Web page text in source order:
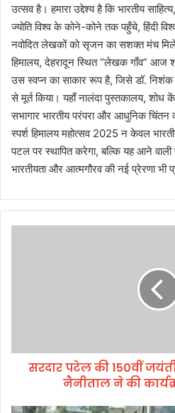
उत्सव है। हमारा उद्देश्य है कि भारतीय
ज्योति विश्व के कोने-कोने तक पहुँचे, हिंदी
नवोदित लेखकों को सृजन का सशक्त मंच
हिमालय, देहरादून स्थित “लेखक गाँव” आज
उस स्वप्न का साकार रूप है, जिसे डॉ.
से मूर्त किया। यहाँ नालंदा पुस्तकालय,
सभागार भारतीय परंपरा और आधुनिक
स्पर्श हिमालय महोत्सव 2025 न केवल
पटल पर स्थापित करेगा, बल्कि यह आने वाली
भारतीयता और आत्मगौरव की नई प्रेरणा भी
1
सरदार पटेल की 150वीं
नैनीताल ने की